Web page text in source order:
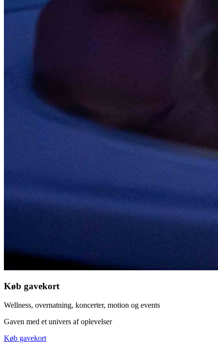
Køb gavekort
Wellness, overnatning, koncerter, motion og events
Gaven med et univers af oplevelser
Køb gavekort